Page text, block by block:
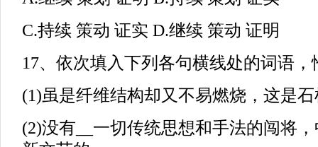
C.持续 策动 证实 D.继续 策动 证明
17、依次填入下列各句横线处的词语
(1)虽是纤维结构却又不易燃烧，这是石
(2)没有__一切传统思想和手法的闯将